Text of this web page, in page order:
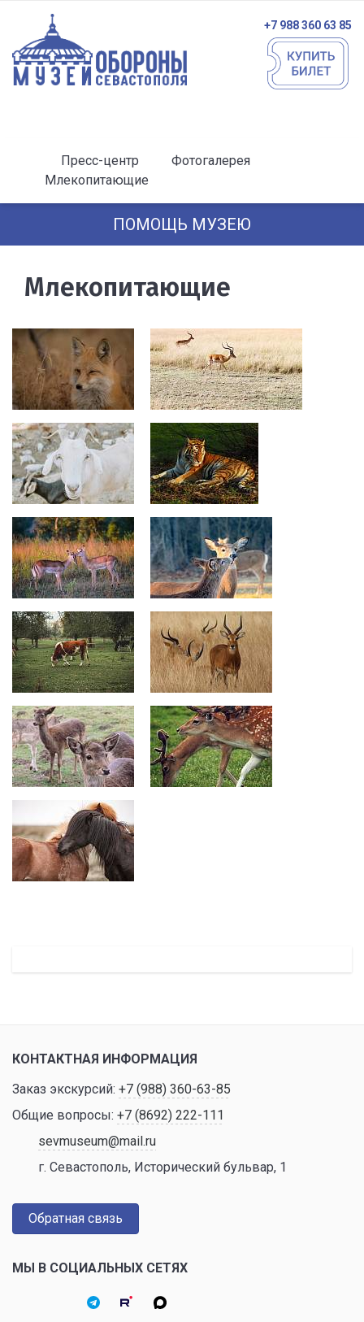
+7 988 360 63 85
Пресс-центр
Фотогалерея
Млекопитающие
ПОМОЩЬ МУЗЕЮ
Млекопитающие
КОНТАКТНАЯ ИНФОРМАЦИЯ
Заказ экскурсий: +7 (988) 360-63-85
Общие вопросы: +7 (8692) 222-111
sevmuseum@mail.ru
г. Севастополь, Исторический бульвар, 1
Обратная связь
МЫ В СОЦИАЛЬНЫХ СЕТЯХ